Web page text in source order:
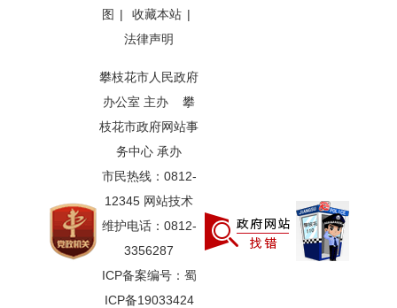
图 | 收藏本站 |
法律声明
攀枝花市人民政府
办公室 主办 攀
枝花市政府网站事
务中心 承办
市民热线：0812-
12345 网站技术
维护电话：0812-
3356287
ICP备案编号：蜀
ICP备19033424